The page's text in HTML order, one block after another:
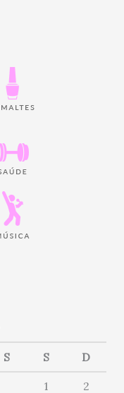
S S D
1
2